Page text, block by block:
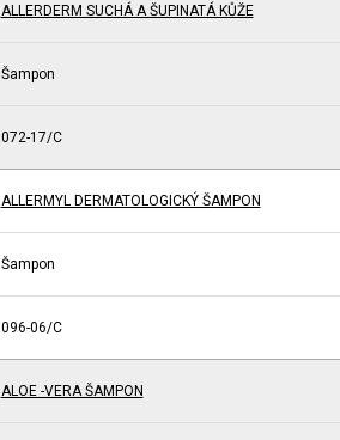
ALLERDERM SUCHÁ A ŠUPINATÁ KŮŽE
Šampon
072-17/C
ALLERMYL DERMATOLOGICKÝ ŠAMPON
Šampon
096-06/C
ALOE -VERA ŠAMPON